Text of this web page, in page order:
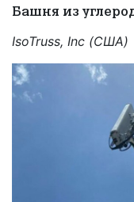
Башня из
IsoTruss, Inc (США)